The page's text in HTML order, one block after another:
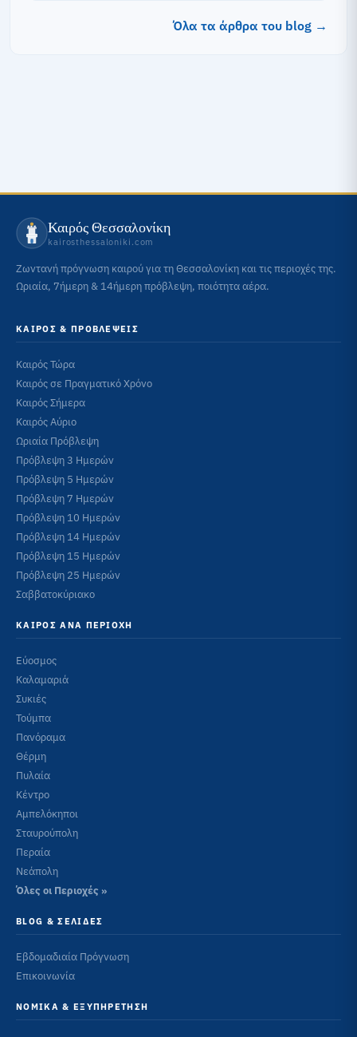
Όλα τα άρθρα του blog →
Καιρός Θεσσαλονίκη
kairosthessaloniki.com
Ζωντανή πρόγνωση καιρού για τη Θεσσαλονίκη και τις περιοχές της.
Ωριαία, 7ήμερη & 14ήμερη πρόβλεψη, ποιότητα αέρα.
ΚΑΙΡΌΣ & ΠΡΟΒΛΈΨΕΙΣ
Καιρός Τώρα
Καιρός σε Πραγματικό Χρόνο
Καιρός Σήμερα
Καιρός Αύριο
Ωριαία Πρόβλεψη
Πρόβλεψη 3 Ημερών
Πρόβλεψη 5 Ημερών
Πρόβλεψη 7 Ημερών
Πρόβλεψη 10 Ημερών
Πρόβλεψη 14 Ημερών
Πρόβλεψη 15 Ημερών
Πρόβλεψη 25 Ημερών
Σαββατοκύριακο
ΚΑΙΡΌΣ ΑΝΆ ΠΕΡΙΟΧΉ
Εύοσμος
Καλαμαριά
Συκιές
Τούμπα
Πανόραμα
Θέρμη
Πυλαία
Κέντρο
Αμπελόκηποι
Σταυρούπολη
Περαία
Νεάπολη
Όλες οι Περιοχές »
BLOG & ΣΕΛΊΔΕΣ
Εβδομαδιαία Πρόγνωση
Επικοινωνία
ΝΟΜΙΚΆ & ΕΞΥΠΗΡΈΤΗΣΗ